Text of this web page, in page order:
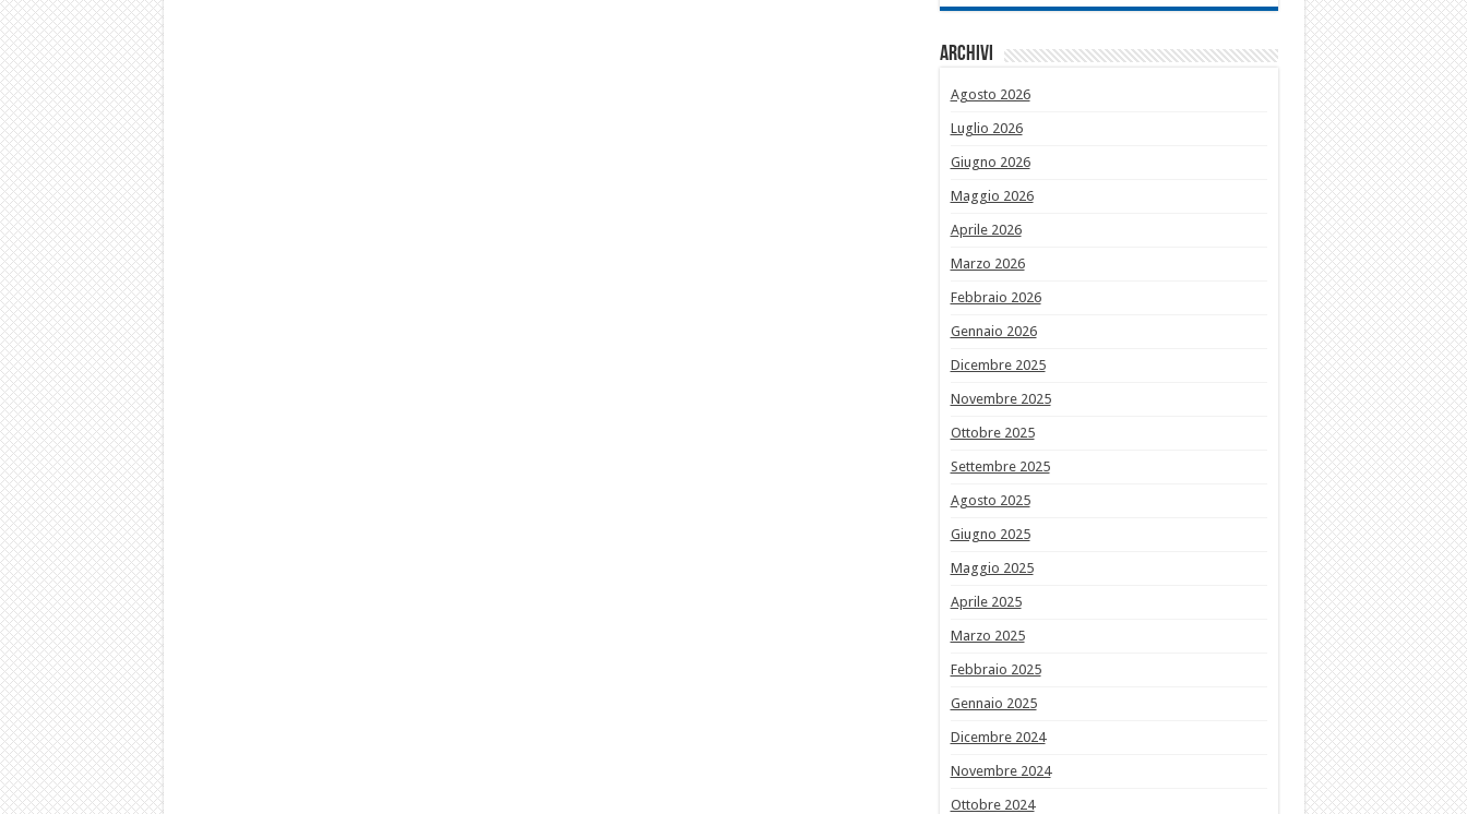
Archivi
Agosto 2026
Luglio 2026
Giugno 2026
Maggio 2026
Aprile 2026
Marzo 2026
Febbraio 2026
Gennaio 2026
Dicembre 2025
Novembre 2025
Ottobre 2025
Settembre 2025
Agosto 2025
Giugno 2025
Maggio 2025
Aprile 2025
Marzo 2025
Febbraio 2025
Gennaio 2025
Dicembre 2024
Novembre 2024
Ottobre 2024